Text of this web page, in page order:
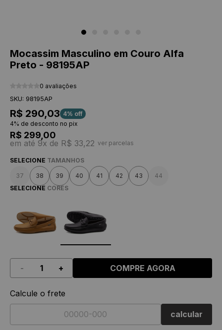
Mocassim Masculino em Couro Alfa
Preto - 98195AP
0 avaliações
SKU: 98195AP
R$ 290,03 4% off
4% de desconto no pix
R$ 299,00
em até 9x de R$ 33,22 ver parcelas
SELECIONE TAMANHOS
37 38 39 40 41 42 43
44
SELECIONE CORES
+
- COMPRE AGORA
Calcule o frete
calcular